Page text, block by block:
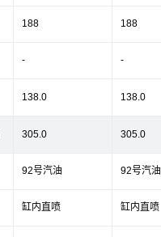
188 188
- -
138.0 138.0
305.0 305.0
92号汽油 92号汽油
缸内直喷 缸内直喷